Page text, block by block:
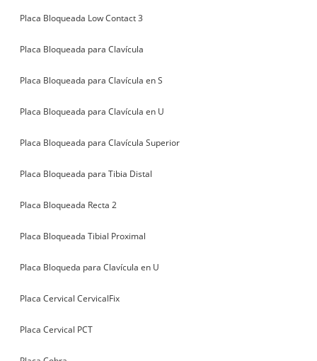
Placa Bloqueada Low Contact 3
Placa Bloqueada para Clavícula
Placa Bloqueada para Clavícula en S
Placa Bloqueada para Clavícula en U
Placa Bloqueada para Clavícula Superior
Placa Bloqueada para Tibia Distal
Placa Bloqueada Recta 2
Placa Bloqueada Tibial Proximal
Placa Bloqueda para Clavícula en U
Placa Cervical CervicalFix
Placa Cervical PCT